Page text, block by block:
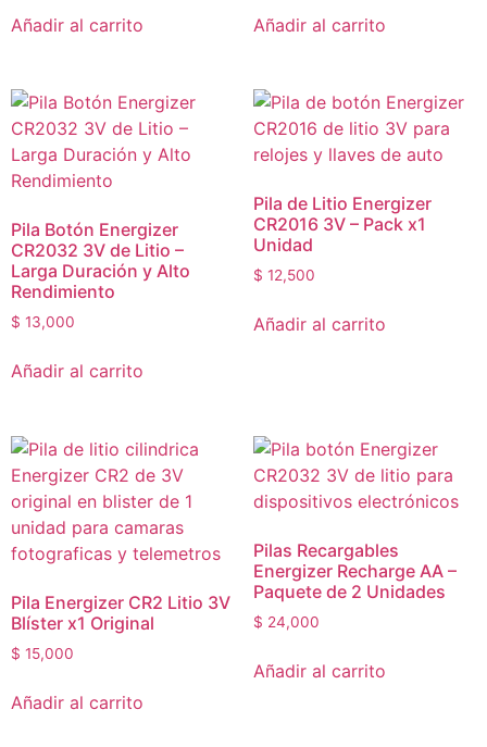
Añadir al carrito Añadir al carrito
Pila Botón Energizer
CR2032 3V de Litio –
Larga Duración y Alto
Rendimiento
$ 13,000
Añadir al carrito
Pila de Litio Energizer
CR2016 3V – Pack x1
Unidad
$ 12,500
Añadir al carrito
Pila Energizer CR2 Litio 3V
Blíster x1 Original
$ 15,000
Añadir al carrito
Pilas Recargables
Energizer Recharge AA –
Paquete de 2 Unidades
$ 24,000
Añadir al carrito